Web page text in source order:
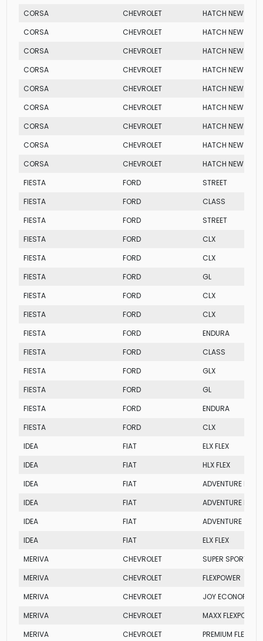
CORSA
CHEVROLET
HATCH NEW JOY
CORSA
CHEVROLET
HATCH NEW 1.0
CORSA
CHEVROLET
HATCH NEW
CORSA
CHEVROLET
HATCH NEW
CORSA
CHEVROLET
HATCH NEW JOY
CORSA
CHEVROLET
HATCH NEW
CORSA
CHEVROLET
HATCH NEW
CORSA
CHEVROLET
HATCH NEW FLEX
CORSA
CHEVROLET
HATCH NEW
FIESTA
FORD
STREET
FIESTA
FORD
CLASS
FIESTA
FORD
STREET
FIESTA
FORD
CLX
FIESTA
FORD
CLX
FIESTA
FORD
GL
FIESTA
FORD
CLX
FIESTA
FORD
CLX
FIESTA
FORD
ENDURA
FIESTA
FORD
CLASS
FIESTA
FORD
GLX
FIESTA
FORD
GL
FIESTA
FORD
ENDURA
FIESTA
FORD
CLX
IDEA
FIAT
ELX FLEX
IDEA
FIAT
HLX FLEX
IDEA
FIAT
ADVENTURE
IDEA
FIAT
ADVENTURE
IDEA
FIAT
ADVENTURE
IDEA
FIAT
ELX FLEX
MERIVA
CHEVROLET
SUPER SPORT
MERIVA
CHEVROLET
FLEXPOWER
MERIVA
CHEVROLET
JOY ECONOFLEX
MERIVA
CHEVROLET
MAXX FLEXPOWER
MERIVA
CHEVROLET PREMIUM